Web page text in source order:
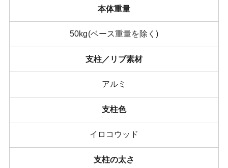
本体重量
50kg(ベース重量を除く)
支柱／リブ素材
アルミ
支柱色
イロコウッド
支柱の太さ